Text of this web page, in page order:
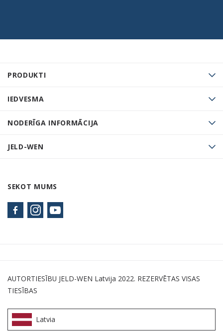
PRODUKTI
IEDVESMA
NODERĪGA INFORMĀCIJA
JELD-WEN
SEKOT MUMS
AUTORTIESĪBU JELD-WEN Latvija 2022. REZERVĒTAS VISAS
TIESĪBAS
Latvia